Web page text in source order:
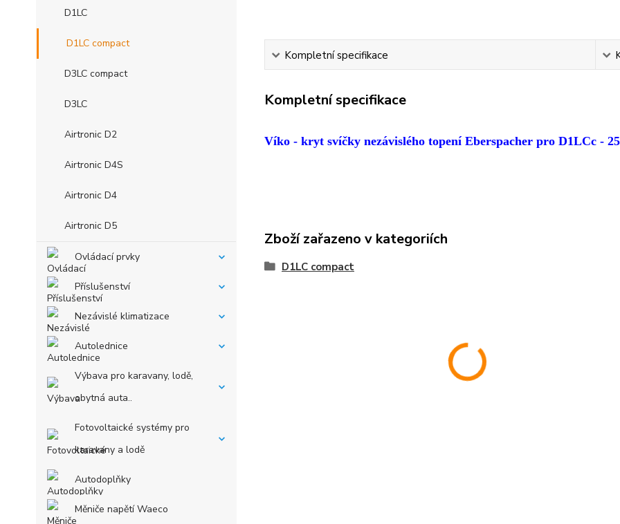
D1LC
D1LC compact
D3LC compact
D3LC
Airtronic D2
Airtronic D4S
Airtronic D4
Airtronic D5
Ovládací prvky
Příslušenství
Nezávislé klimatizace
Autolednice
Výbava pro karavany, lodě,
obytná auta..
Fotovoltaické systémy pro
karavany a lodě
Autodoplňky
Měniče napětí Waeco
Kompletní specifikace
Kompletní specifikace
Víko - kryt svíčky nezávislého topení Eberspacher pro D1LCc -
Zboží zařazeno v kategoriích
D1LC compact